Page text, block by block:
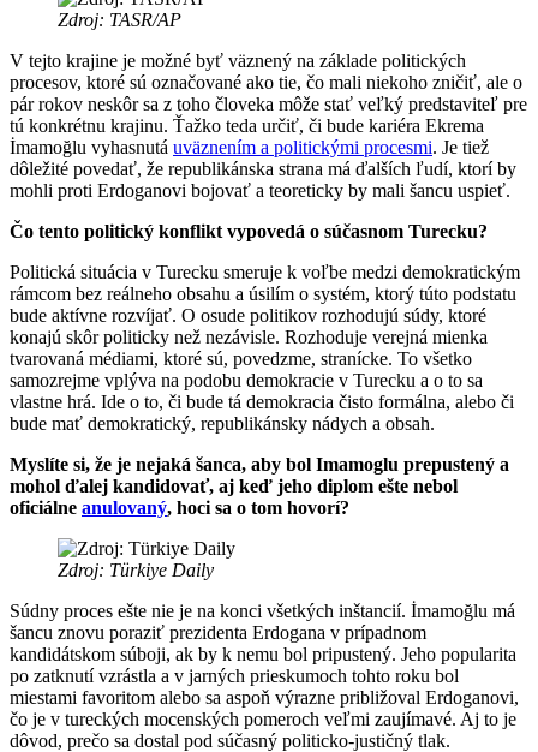
Zdroj: TASR/AP
V tejto krajine je možné byť väznený na základe politických
procesov, ktoré sú označované ako tie, čo mali niekoho zničiť, ale o
pár rokov neskôr sa z toho človeka môže stať veľký predstaviteľ pre
tú konkrétnu krajinu. Ťažko teda určiť, či bude kariéra Ekrema
İmamoğlu vyhasnutá uväznením a politickými procesmi. Je tiež
dôležité povedať, že republikánska strana má ďalších ľudí, ktorí by
mohli proti Erdoganovi bojovať a teoreticky by mali šancu uspieť.
Čo tento politický konflikt vypovedá o súčasnom Turecku?
Politická situácia v Turecku smeruje k voľbe medzi demokratickým
rámcom bez reálneho obsahu a úsilím o systém, ktorý túto podstatu
bude aktívne rozvíjať. O osude politikov rozhodujú súdy, ktoré
konajú skôr politicky než nezávisle. Rozhoduje verejná mienka
tvarovaná médiami, ktoré sú, povedzme, stranícke. To všetko
samozrejme vplýva na podobu demokracie v Turecku a o to sa
vlastne hrá. Ide o to, či bude tá demokracia čisto formálna, alebo či
bude mať demokratický, republikánsky nádych a obsah.
Myslíte si, že je nejaká šanca, aby bol Imamoglu prepustený a
mohol ďalej kandidovať, aj keď jeho diplom ešte nebol
oficiálne anulovaný, hoci sa o tom hovorí?
Zdroj: Türkiye Daily
Súdny proces ešte nie je na konci všetkých inštancií. İmamoğlu má
šancu znovu poraziť prezidenta Erdogana v prípadnom
kandidátskom súboji, ak by k nemu bol pripustený. Jeho popularita
po zatknutí vzrástla a v jarných prieskumoch tohto roku bol
miestami favoritom alebo sa aspoň výrazne približoval Erdoganovi,
čo je v tureckých mocenských pomeroch veľmi zaujímavé. Aj to je
dôvod, prečo sa dostal pod súčasný politicko-justičný tlak.